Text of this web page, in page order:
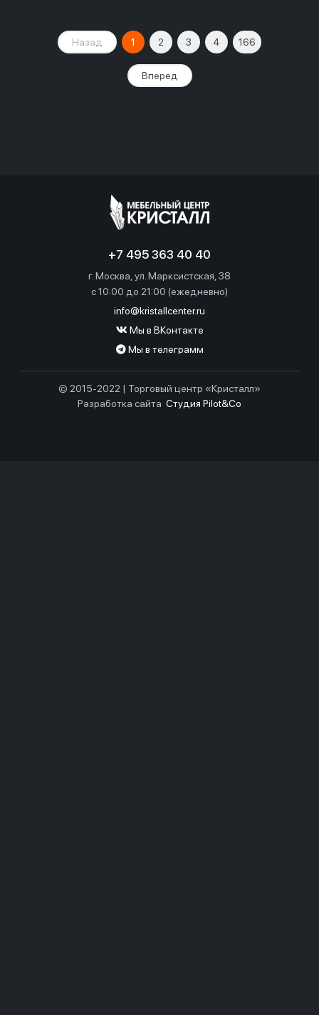
Назад 1 2 3 4 166
Вперед
+7 495 363 40 40
г. Москва, ул. Марксистская, 38
c 10:00 до 21:00 (ежедневно)
info@kristallcenter.ru
Мы в ВКонтакте
Мы в телеграмм
© 2015-2022 | Торговый центр «Кристалл»
Разработка сайта Студия Pilot&Co